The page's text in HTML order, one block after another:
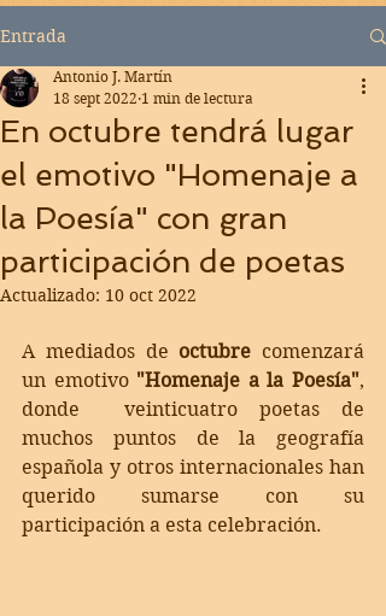
Entrada
En octubre tendrá lugar
el emotivo "Homenaje a
la Poesía" con gran
participación de poetas
Antonio J. Martín
18 sept 2022 1 min de lectura
Actualizado: 10 oct 2022
A mediados de octubre comenzará
un emotivo "Homenaje a la Poesía",
donde  veinticuatro poetas de
muchos puntos de la geografía
española y otros internacionales han
querido sumarse con su
participación a esta celebración.